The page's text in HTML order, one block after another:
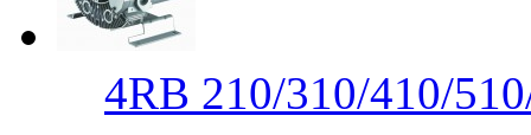
4RB 210/310/410/